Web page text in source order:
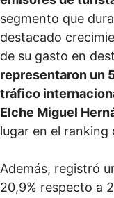
segmento que
destacado
de su gasto en
representaron un
tráfico
Elche Miguel
lugar en el ranking
Además, registró
20,9% respecto a